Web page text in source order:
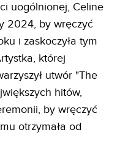
uogólnionej, Celine
2024, by wręczyć
i zaskoczyła tym
której
utwór "The
hitów,
by wręczyć
otrzymała od